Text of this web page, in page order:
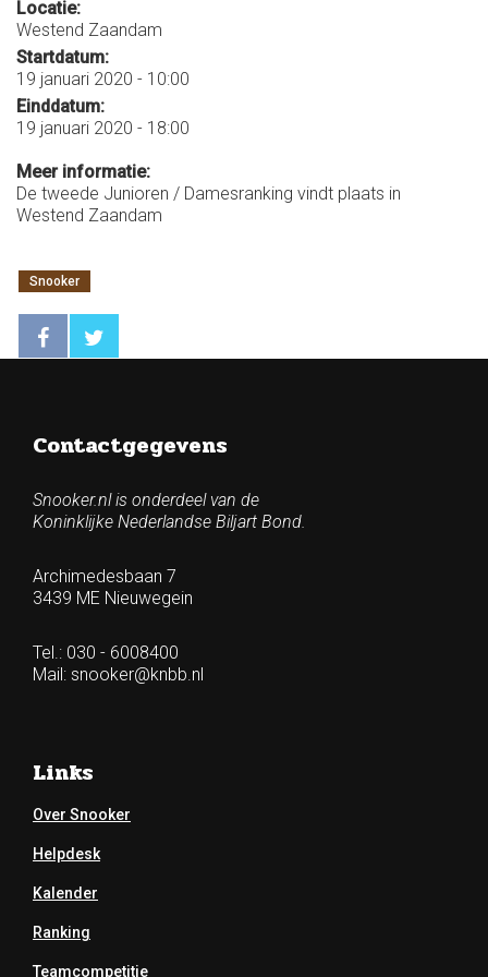
Locatie:
Westend Zaandam
Startdatum:
19 januari 2020 - 10:00
Einddatum:
19 januari 2020 - 18:00
Meer informatie:
De tweede Junioren / Damesranking vindt plaats in
Westend Zaandam
Snooker
Contactgegevens
Snooker.nl is onderdeel van de
Koninklijke Nederlandse Biljart Bond.
Archimedesbaan 7
3439 ME Nieuwegein
Tel.: 030 - 6008400
Mail: snooker@knbb.nl
Links
Over Snooker
Helpdesk
Kalender
Ranking
Teamcompetitie